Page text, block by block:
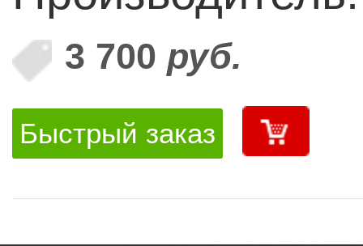
3 700 руб.
Быстрый заказ